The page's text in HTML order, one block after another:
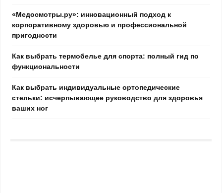
«Медосмотры.ру»: инновационный подход к
корпоративному здоровью и профессиональной
пригодности
Как выбрать термобелье для спорта: полный гид по
функциональности
Как выбрать индивидуальные ортопедические
стельки: исчерпывающее руководство для здоровья
ваших ног